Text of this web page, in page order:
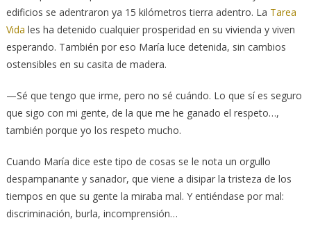
edificios se adentraron ya 15 kilómetros tierra adentro. La Tarea
Vida les ha detenido cualquier prosperidad en su vivienda y viven
esperando. También por eso María luce detenida, sin cambios
ostensibles en su casita de madera.
—Sé que tengo que irme, pero no sé cuándo. Lo que sí es seguro
que sigo con mi gente, de la que me he ganado el respeto…,
también porque yo los respeto mucho.
Cuando María dice este tipo de cosas se le nota un orgullo
despampanante y sanador, que viene a disipar la tristeza de los
tiempos en que su gente la miraba mal. Y entiéndase por mal:
discriminación, burla, incomprensión…